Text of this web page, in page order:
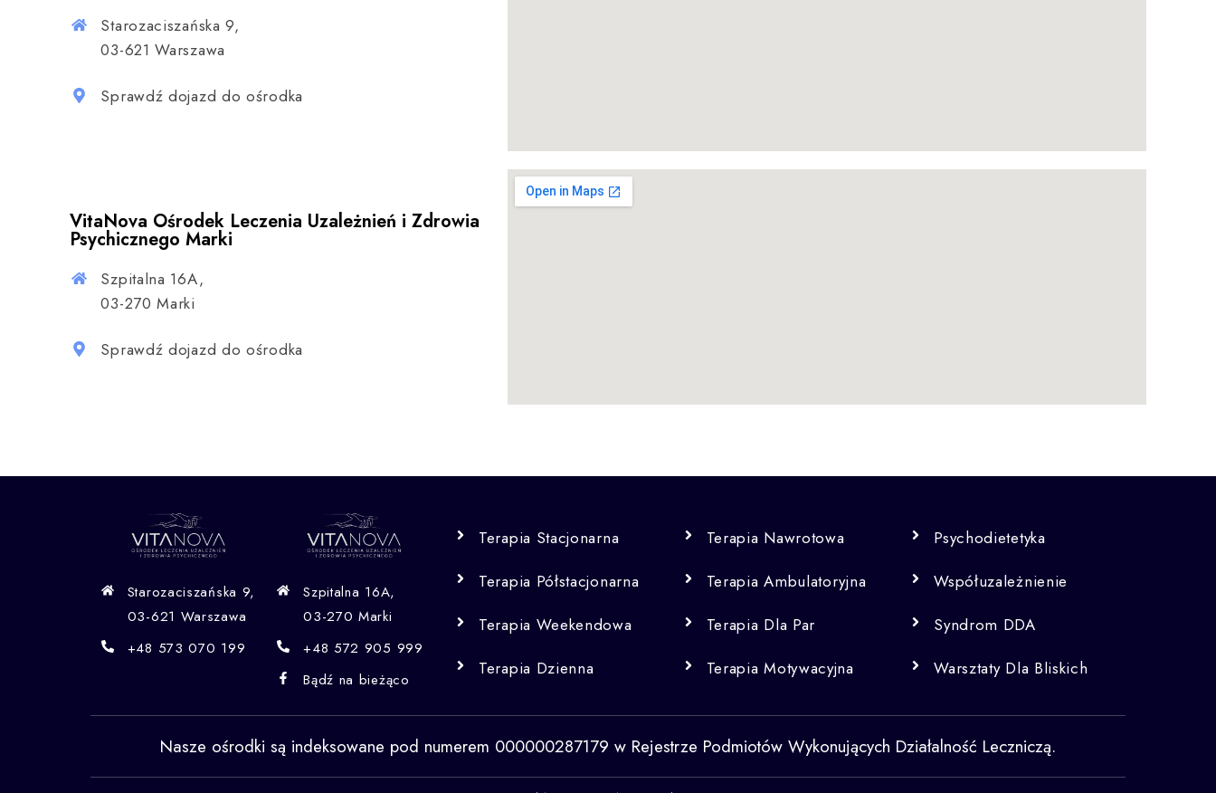
Starozaciszańska 9,
03-621 Warszawa
Sprawdź dojazd do ośrodka
VitaNova Ośrodek Leczenia Uzależnień i Zdrowia
Psychicznego Marki
Szpitalna 16A,
03-270 Marki
Sprawdź dojazd do ośrodka
Starozaciszańska 9,
03-621 Warszawa
+48 573 070 199
Szpitalna 16A,
03-270 Marki
+48 572 905 999
Bądź na bieżąco
Terapia Stacjonarna
Terapia Półstacjonarna
Terapia Weekendowa
Terapia Dzienna
Terapia Nawrotowa
Terapia Ambulatoryjna
Terapia Dla Par
Terapia Motywacyjna
Psychodietetyka
Współuzależnienie
Syndrom DDA
Warsztaty Dla Bliskich
Nasze ośrodki są indeksowane pod numerem 000000287179 w Rejestrze Podmiotów Wykonujących Działalność Leczniczą.